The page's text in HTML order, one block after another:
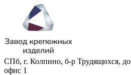
СПб, г. Колпино, б-р Трудящихся,
офис 1